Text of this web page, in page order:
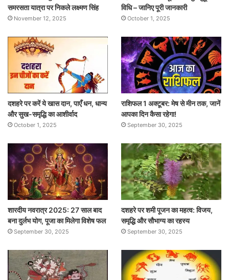
समरसता यात्रा पर निकले लक्ष्मण सिंह
November 12, 2025
विधि – जानिए पूरी जानकारी
October 1, 2025
दशहरे पर करें ये खास दान, पाएँ धन, धान्य
और सुख-समृद्धि का आशीर्वाद
October 1, 2025
राशिफल 1 अक्टूबर: मेष से मीन तक, जानें
आपका दिन कैसा रहेगा!
September 30, 2025
शारदीय नवरात्र 2025: 27 साल बाद
बना दुर्लभ योग, पूजा का मिलेगा विशेष फल
September 30, 2025
दशहरे पर शमी पूजन का महत्व: विजय,
समृद्धि और सौभाग्य का रहस्य
September 30, 2025